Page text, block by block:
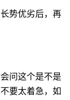
势优劣后，再
问这个是不是
要太着急，如